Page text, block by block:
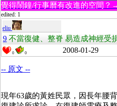
覺得鬧鐘/行事曆有改進的空間？
edited: 1
eliu
9 不當復健、整脊 易造成神經受
0 0 2008-01-29
-- 原文 --
現年63歲的黃姓民眾，因長年腰